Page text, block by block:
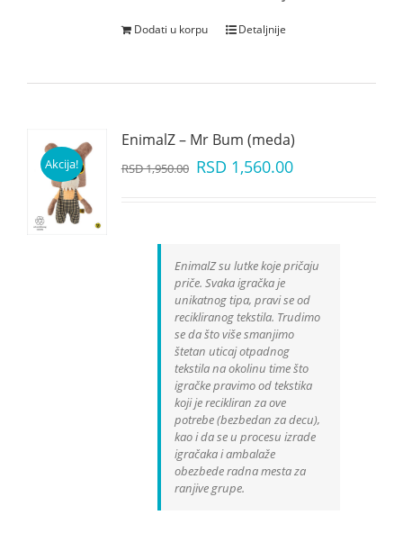
Dodati u korpu Detaljnije
Akcija!
EnimalZ – Mr Bum (meda)
RSD1,950.00 RSD 1,560.00
EnimalZ su lutke koje pričaju
priče. Svaka igračka je
unikatnog tipa, pravi se od
recikliranog tekstila. Trudimo
se da što više smanjimo
štetan uticaj otpadnog
tekstila na okolinu time što
igračke pravimo od tekstika
koji je recikliran za ove
potrebe (bezbedan za decu),
kao i da se u procesu izrade
igračaka i ambalaže
obezbede radna mesta za
ranjive grupe.